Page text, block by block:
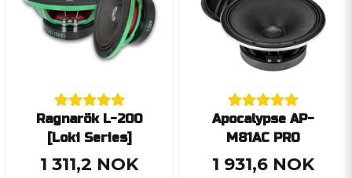
Ragnarök L-200
[Loki Series]
1 311,2 NOK
Apocalypse AP-
M81AC PRO
1 931,6 NOK